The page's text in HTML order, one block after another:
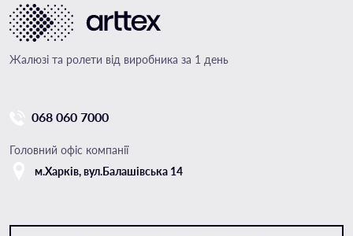
Жалюзі та ролети від виробника за 1 день
068 060 7000
Головний офіс компанії
м.Харкiв, вул.Балашівська 14